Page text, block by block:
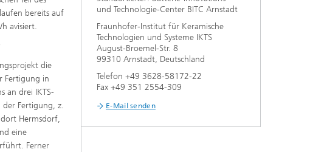
bereits auf
avisiert.
die
Fertigung in
an drei IKTS-
Fertigung, z.
Hermsdorf,
eine
Ferner
und Technologie-Center BITC Arnstadt
Fraunhofer-Institut für Keramische
Technologien und Systeme IKTS
August-Broemel-Str. 8
99310 Arnstadt, Deutschland
Telefon +49 3628-58172-22
Fax +49 351 2554-309
E-Mail senden